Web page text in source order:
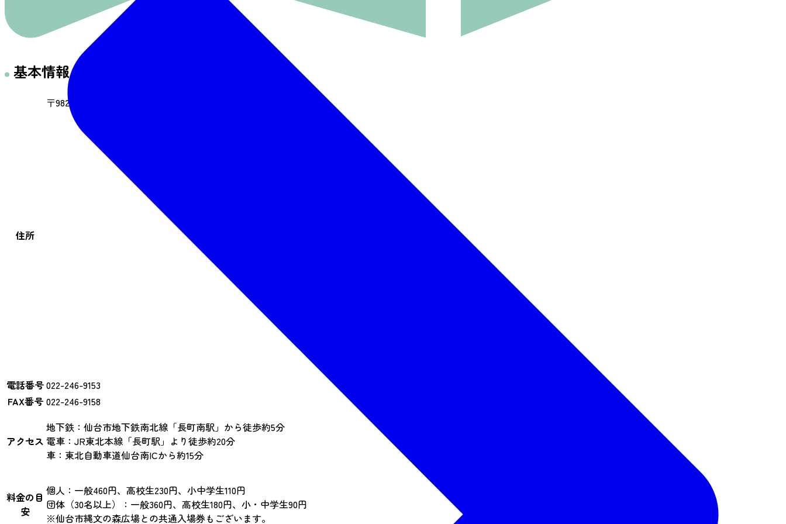
基本情報
住所
〒982-0012 仙台市太白区長町南4-3-1
電話番号022-246-9153
FAX番号 022-246-9158
アクセス
地下鉄：仙台市地下鉄南北線「長町南駅」から徒歩約5分
電車：JR東北本線「長町駅」より徒歩約20分
車：東北自動車道仙台南ICから約15分
料金の目
安
個人：一般460円、高校生230円、小中学生110円
団体（30名以上）：一般360円、高校生180円、小・中学生90円
※仙台市縄文の森広場との共通入場券もございます。